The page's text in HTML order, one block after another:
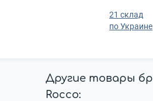
21 склад
по Украине
Другие товары
Rocco: